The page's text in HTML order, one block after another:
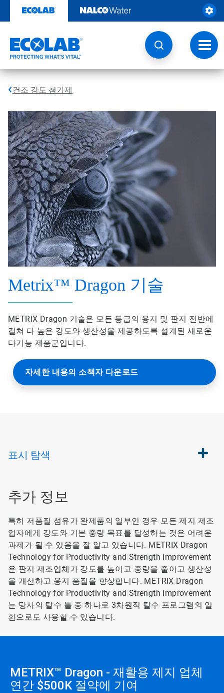
츠
기
토
글
내
비
건조 강도 첨가제
Metrix™ Dragon 기술
METRIX Dragon 기술은 모든 등급의 용지 및 판지 전반에
걸쳐 다 높은 강도와 생산성을 제공하도록 설계된 새로운
다기능 제품군입니다.
자세한 내용의 소책자 다운로드
표시 탐색
추가 정보
특히 저품질 섬유가 완제품의 일부인 경우 모든 제지 제조
업자에게 강도와 기본 중량 목표를 달성하는 것은 어려운
과제가 될 수 있음을 잘 알고 있습니다. METRIX Dragon
Technology for Productivity and Strength Improvement
은 판지 제조업체가 강도를 높이고 중량을 줄이고 생산성
을 개선하고 용지 품질을 향상합니다. METRIX Dragon
Technology for Productivity and Strength Improvement
는 당사의 탈수 툴 중 하나로 3차원적 탈수 프로그램의 일
환으로도 사용할 수 있습니다.
METRIX™ Dragon - 재활용 제지 업체
연간 $500K 절약에 기여